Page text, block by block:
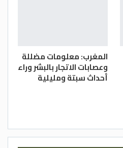
المغرب: معلومات مضللة
وعصابات الاتجار بالبشر وراء
أحداث سبتة ومليلية